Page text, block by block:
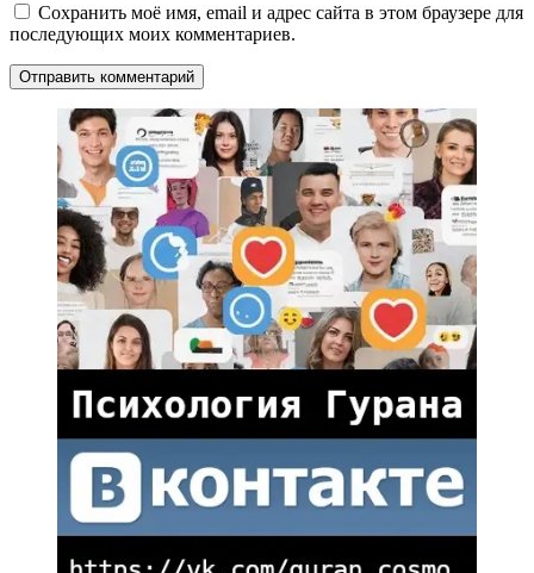
Сохранить моё имя, email и адрес сайта в этом браузере для
последующих моих комментариев.